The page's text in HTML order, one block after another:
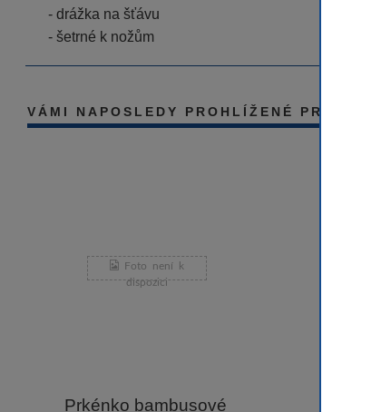
- drážka na šťávu
- šetrné k nožům
VÁMI NAPOSLEDY PROHLÍŽENÉ
Prkénko bambusové